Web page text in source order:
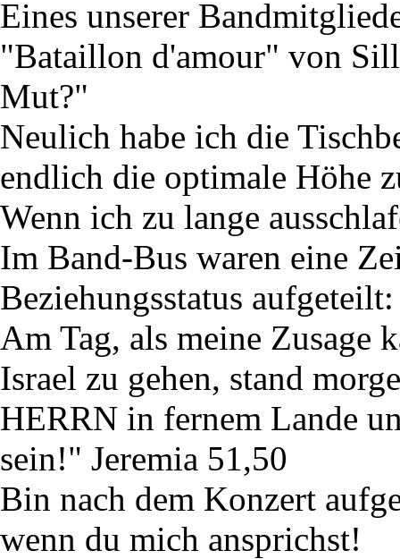
Eines unserer
"Bataillon d'amour" von
Mut?"
Neulich habe ich die
endlich die optimale Höhe
Wenn ich zu lange
Im Band-Bus waren eine
Beziehungsstatus
Am Tag, als meine Zusage
Israel zu gehen, stand
HERRN in fernem Lande
sein!" Jeremia 51,50
Bin nach dem Konzert
wenn du mich ansprichst!